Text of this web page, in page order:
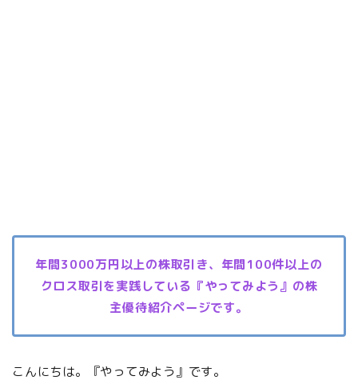
年間3000万円以上の株取引き、年間100件以上の
クロス取引を実践している『やってみよう』の株
主優待紹介ページです。
こんにちは。『やってみよう』です。